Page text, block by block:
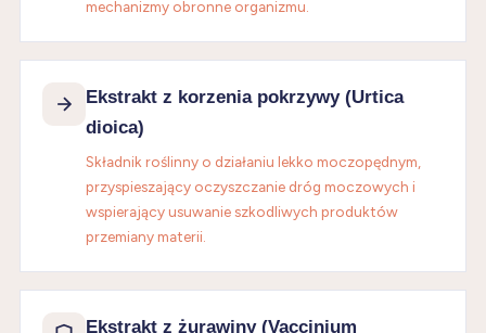
mechanizmy obronne organizmu.
Ekstrakt z korzenia pokrzywy (Urtica
dioica)
Składnik roślinny o działaniu lekko moczopędnym,
przyspieszający oczyszczanie dróg moczowych i
wspierający usuwanie szkodliwych produktów
przemiany materii.
Ekstrakt z żurawiny (Vaccinium